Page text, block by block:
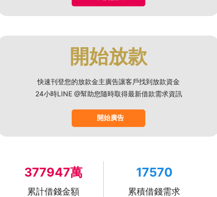
開始放款
快速刊登您的放款金主廣告讓客戶找到放款資金
24小時LINE @幫助您隨時取得最新借款需求資訊
開始廣告
377947萬
累計借錢金額
17570
累積借錢需求